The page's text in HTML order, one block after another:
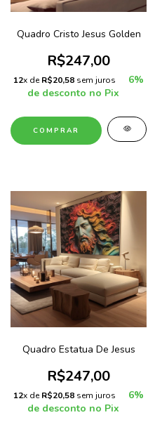
Quadro Cristo Jesus Golden
R$247,00
12x deR$20,58 sem juros
6%
de desconto no Pix
COMPRAR
Quadro Estatua De Jesus
R$247,00
12x deR$20,58 sem juros
6%
de desconto no Pix